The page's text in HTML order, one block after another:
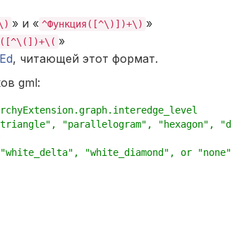
» и « ^Функция([^\)])+\) »
»
, читающей этот формат.
gml:
"hexagon",
"white_diamond", or "none"